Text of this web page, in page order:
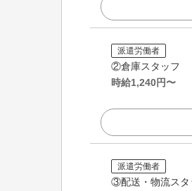
派遣労働者
②倉庫スタッフ
時給1,240円〜
派遣労働者
③配送・物流スタ